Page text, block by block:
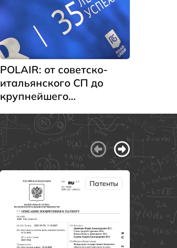
POLAIR: от советско-
итальянского СП до
крупнейшего
торгового холодильного
оборудования в России
Патенты